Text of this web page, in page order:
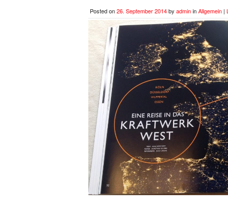
Posted on26. September 2014by admininAllgemein |